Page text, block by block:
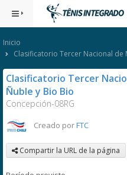
Inicio
Clasificatorio Tercer Nacional de
Clasificatorio Tercer
Ñuble y Bio Bio
Concepción-08RG
Creado porFTC
Compartir la URL de la página